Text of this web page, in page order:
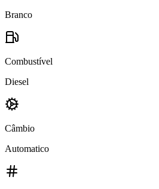
Branco
Combustível
Diesel
Câmbio
Automatico